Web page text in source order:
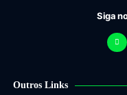
Siga
Outros Links